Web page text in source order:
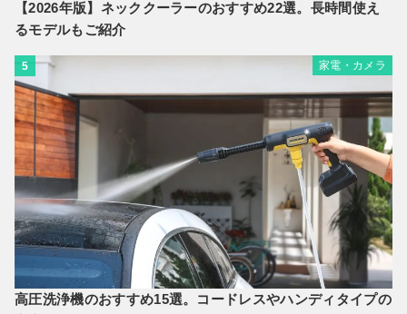
【2026年版】ネッククーラーのおすすめ22選。長時間使え
るモデルもご紹介
5 家電・カメラ
高圧洗浄機のおすすめ15選。コードレスやハンディタイプの